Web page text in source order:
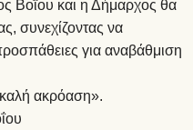
Βοΐου και η Δήμαρχος θα
συνεχίζοντας να
για αναβάθμιση
ακρόαση».